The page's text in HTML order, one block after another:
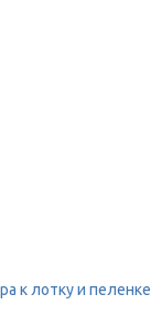
к лотку и пеленке